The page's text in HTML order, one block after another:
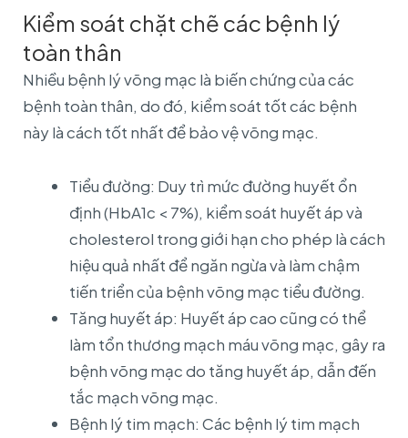
Kiểm soát chặt chẽ các bệnh lý
toàn thân
Nhiều bệnh lý võng mạc là biến chứng của các
bệnh toàn thân, do đó, kiểm soát tốt các bệnh
này là cách tốt nhất để bảo vệ võng mạc.
Tiểu đường: Duy trì mức đường huyết ổn
định (HbA1c < 7%), kiểm soát huyết áp và
cholesterol trong giới hạn cho phép là cách
hiệu quả nhất để ngăn ngừa và làm chậm
tiến triển của bệnh võng mạc tiểu đường.
Tăng huyết áp: Huyết áp cao cũng có thể
làm tổn thương mạch máu võng mạc, gây ra
bệnh võng mạc do tăng huyết áp, dẫn đến
tắc mạch võng mạc.
Bệnh lý tim mạch: Các bệnh lý tim mạch